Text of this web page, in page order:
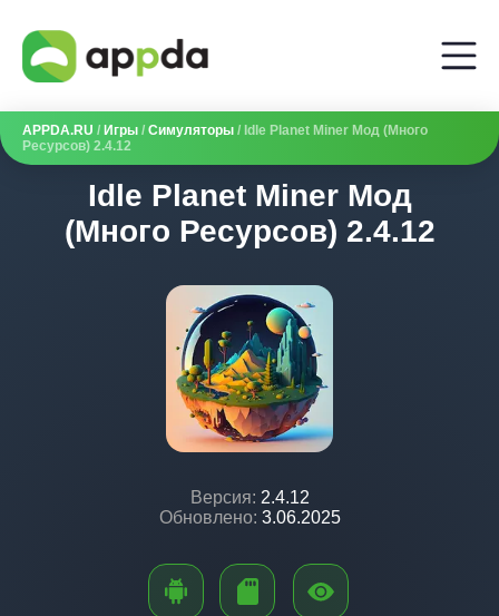
APPDA.RU / Игры / Симуляторы / Idle Planet Miner Мод (Много
Ресурсов) 2.4.12
Idle Planet Miner Мод
(Много Ресурсов) 2.4.12
Версия: 2.4.12
Обновлено: 3.06.2025